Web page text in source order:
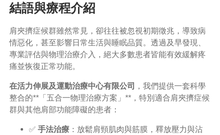
結語與療程介紹
肩夾擠症候群雖然常見，卻往往被忽視初期徵兆，導致病
情惡化，甚至影響日常生活與睡眠品質。透過及早發現、
專業評估與物理治療介入，絕大多數患者皆能有效緩解疼
痛並恢復正常功能。
在活力伸展及運動治療中心有限公司 ，我們提供一套科學
整合的**「五合一物理治療方案」**，特別適合肩夾擠症候
群與其他肩部功能障礙的患者：
✅ 手法治療：放鬆肩頸肌肉與筋膜，釋放壓力與沾